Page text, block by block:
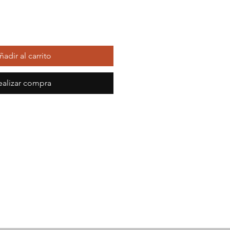
al carrito
compra